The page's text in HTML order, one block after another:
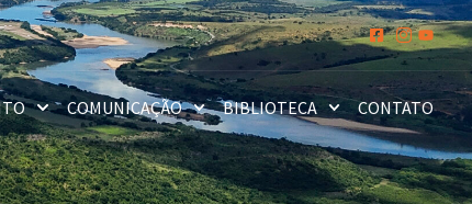
COMUNICAÇÃO BIBLIOTECA CONTATO